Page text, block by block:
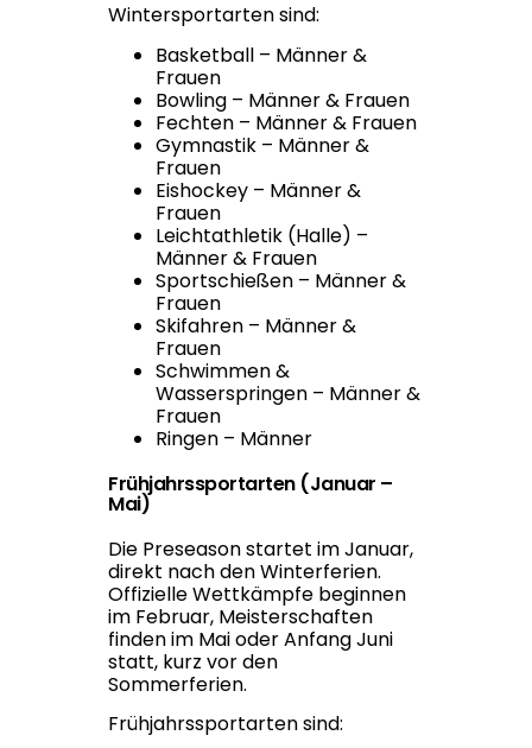
Wintersportarten sind:
Basketball – Männer &
Frauen
Bowling – Männer & Frauen
Fechten – Männer & Frauen
Gymnastik – Männer &
Frauen
Eishockey – Männer &
Frauen
Leichtathletik (Halle) –
Männer & Frauen
Sportschießen – Männer &
Frauen
Skifahren – Männer &
Frauen
Schwimmen &
Wasserspringen – Männer &
Frauen
Ringen – Männer
Frühjahrssportarten (Januar –
Mai)
Die Preseason startet im Januar,
direkt nach den Winterferien.
Offizielle Wettkämpfe beginnen
im Februar, Meisterschaften
finden im Mai oder Anfang Juni
statt, kurz vor den
Sommerferien.
Frühjahrssportarten sind: